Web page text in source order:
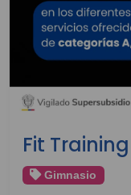
Fit Training
Gimnasio